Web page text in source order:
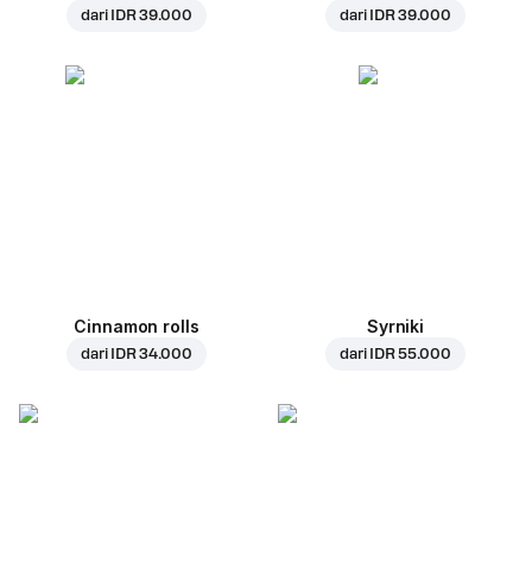
dari IDR 39.000 dari IDR 39.000
Cinnamon rolls
dari IDR 34.000
Syrniki
dari IDR 55.000